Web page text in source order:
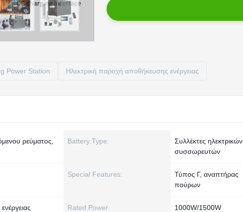
Power Station Ηλεκτρική παροχή αποθήκευσης ενέργειας
ρεύματος,
Battery Type:
Συλλέκτες ηλεκτρικών
συσσωρευτών
Special Features:
Τύπος Γ, αναπτήρας
πούρων
Rated Power: 1000W/1500W